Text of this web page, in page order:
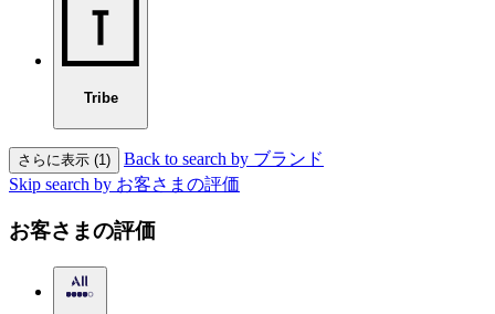
Tribe
さらに表示 (1)
Back to search by ブランド
Skip search by お客さまの評価
お客さまの評価